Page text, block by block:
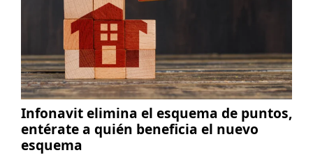
Infonavit elimina el esquema de puntos,
entérate a quién beneficia el nuevo
esquema